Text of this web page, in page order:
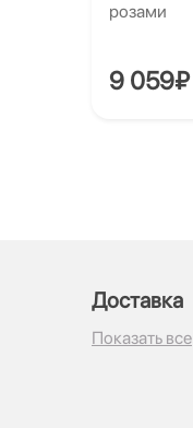
розами
9 059₽
Доставка
Показать все